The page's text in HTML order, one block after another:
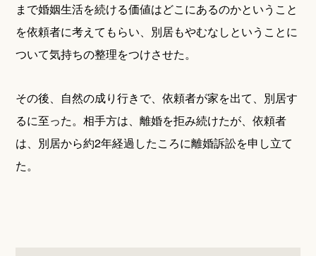
まで婚姻生活を続ける価値はどこにあるのかということ
を依頼者に考えてもらい、別居もやむなしということに
ついて気持ちの整理をつけさせた。
その後、自然の成り行きで、依頼者が家を出て、別居す
るに至った。相手方は、離婚を拒み続けたが、依頼者
は、別居から約2年経過したころに離婚訴訟を申し立て
た。